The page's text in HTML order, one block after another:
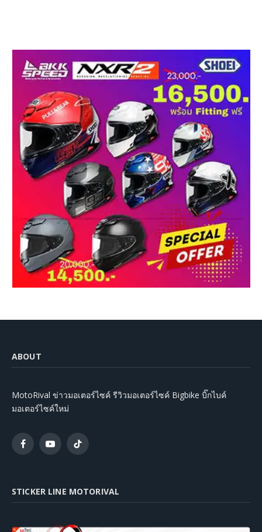
ABOUT
MotoRival ข่าวมอเตอร์ไซค์ รีวิวมอเตอร์ไซค์ Bigbike บิ๊กไบค์
มอเตอร์ไซค์ใหม่
FacebookYouTubeTikTok
STICKER LINE MOTORIVAL